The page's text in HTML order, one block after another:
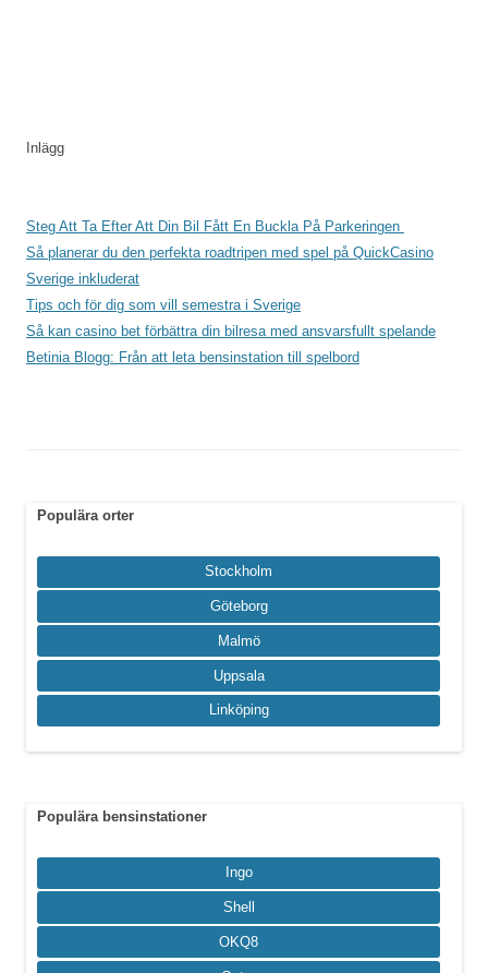
Inlägg
Steg Att Ta Efter Att Din Bil Fått En Buckla På Parkeringen
Så planerar du den perfekta roadtripen med spel på QuickCasino
Sverige inkluderat
Tips och för dig som vill semestra i Sverige
Så kan casino bet förbättra din bilresa med ansvarsfullt spelande
Betinia Blogg: Från att leta bensinstation till spelbord
Populära orter
Stockholm
Göteborg
Malmö
Uppsala
Linköping
Populära bensinstationer
Ingo
Shell
OKQ8